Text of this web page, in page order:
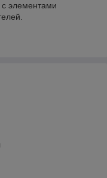
с элементами